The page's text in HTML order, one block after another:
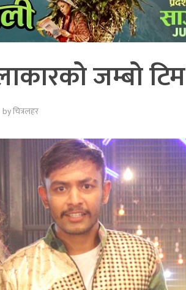
जम्बो टिम
byचित्रलहर